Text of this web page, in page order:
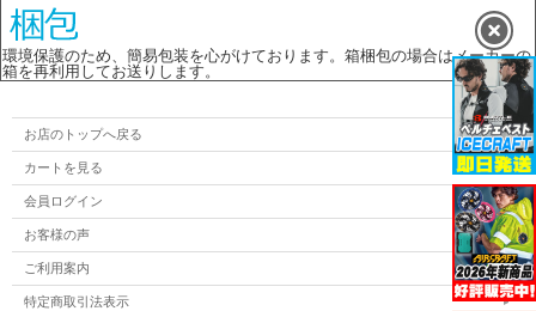
環境保護のため、簡易包装を心がけております。箱梱包の場合はメーカーの
箱を再利用してお送りします。
お店のトップへ戻る
カートを見る
会員ログイン
お客様の声
ご利用案内
特定商取引法表示